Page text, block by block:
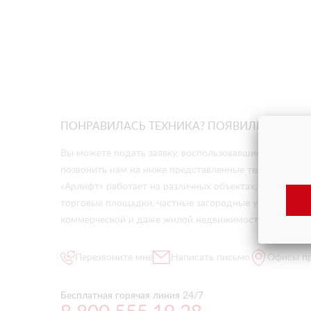
ПОНРАВИЛАСЬ ТЕХНИКА? ПОЯВИЛИСЬ
Вы можете подать заявку, воспользовавшись формой
позвонить нам на ниже представленные телефоны.
«Арлифт» работает на различных объектах, будь то
торговые площадки, частные загородные участки,
коммерческой и даже жилой недвижимости.
Перезвоните мне Написать письмо Офисы
Бесплатная горячая линия 24/7